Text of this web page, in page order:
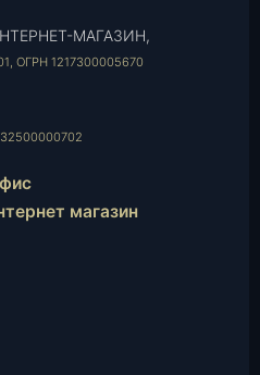
МАГАЗИН,
ОГРН 1217300005670
магазин